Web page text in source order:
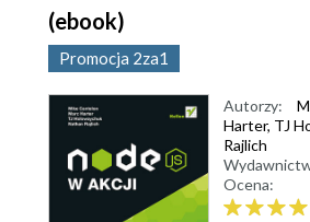
(ebook)
Promocja 2za1
Autorzy:
Harter, TJ
Rajlich
Ocena: